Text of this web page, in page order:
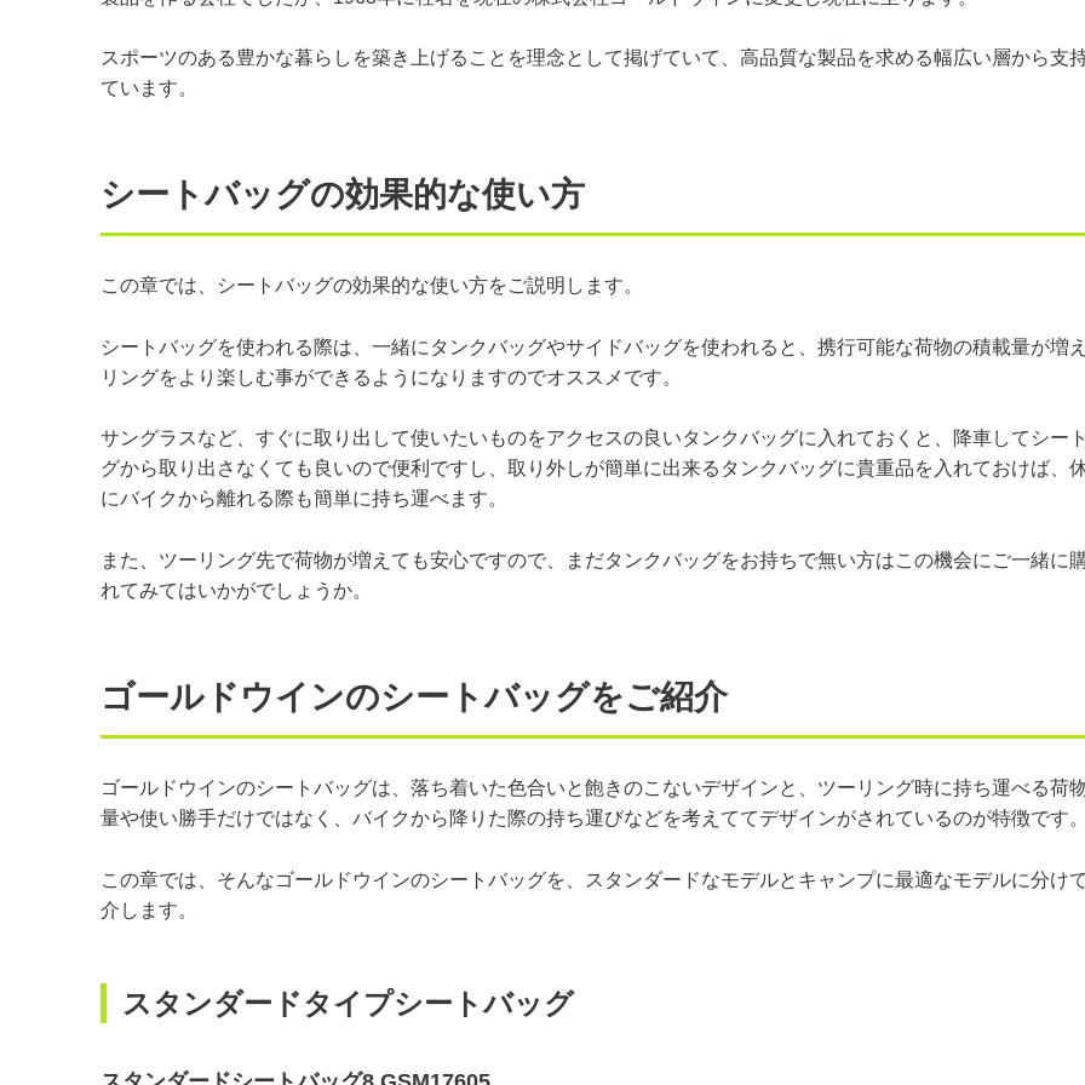
スポーツのある豊かな暮らしを築き上げることを理念として掲げていて、高品質な製品を求める幅広い層から支
ています。
シートバッグの効果的な使い方
この章では、シートバッグの効果的な使い方をご説明します。
シートバッグを使われる際は、一緒にタンクバッグやサイドバッグを使われると、携行可能な荷物の積載量が増
リングをより楽しむ事ができるようになりますのでオススメです。
サングラスなど、すぐに取り出して使いたいものをアクセスの良いタンクバッグに入れておくと、降車してシー
グから取り出さなくても良いので便利ですし、取り外しが簡単に出来るタンクバッグに貴重品を入れておけば、
にバイクから離れる際も簡単に持ち運べます。
また、ツーリング先で荷物が増えても安心ですので、まだタンクバッグをお持ちで無い方はこの機会にご一緒に
れてみてはいかがでしょうか。
ゴールドウインのシートバッグをご紹介
ゴールドウインのシートバッグは、落ち着いた色合いと飽きのこないデザインと、ツーリング時に持ち運べる荷
量や使い勝手だけではなく、バイクから降りた際の持ち運びなどを考えててデザインがされているのが特徴です。
この章では、そんなゴールドウインのシートバッグを、スタンダードなモデルとキャンプに最適なモデルに分け
介します。
スタンダードタイプシートバッグ